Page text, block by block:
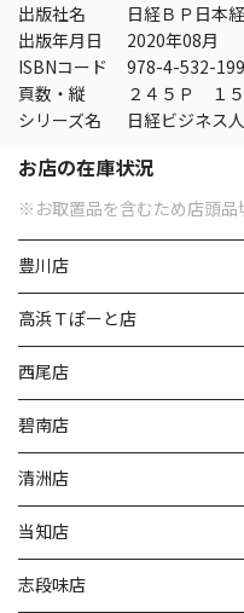
出版社名
日経ＢＰ日本
出版年月日
2020年08月
ISBNコード
978-4-532-
頁数・縦
２４５Ｐ １
シリーズ名
日経ビジネス
お店の在庫状況
※お取置品を含むため店頭品
豊川店
高浜Ｔぽーと店
西尾店
碧南店
清洲店
当知店
志段味店